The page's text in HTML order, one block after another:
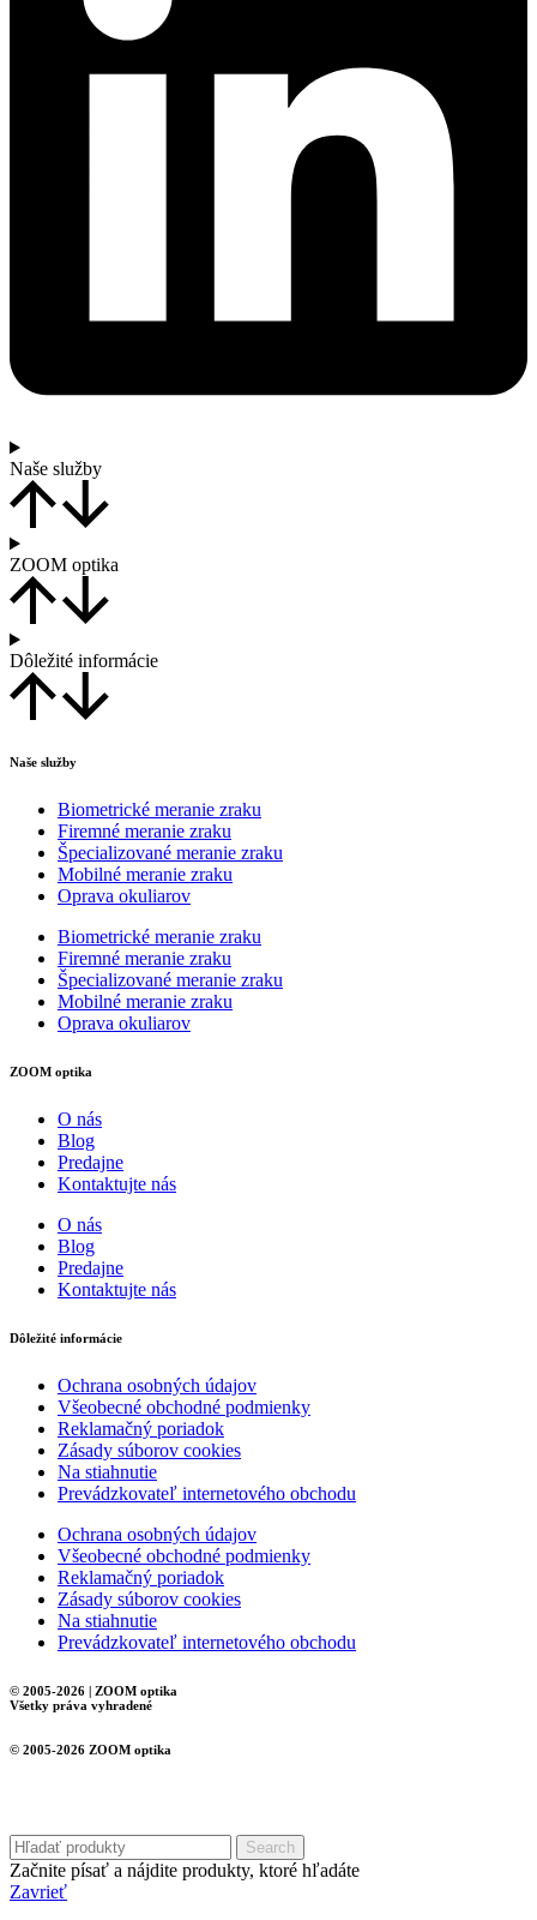
Naše služby
ZOOM optika
Dôležité informácie
Naše služby
Biometrické meranie zraku
Firemné meranie zraku
Špecializované meranie zraku
Mobilné meranie zraku
Oprava okuliarov
Biometrické meranie zraku
Firemné meranie zraku
Špecializované meranie zraku
Mobilné meranie zraku
Oprava okuliarov
ZOOM optika
O nás
Blog
Predajne
Kontaktujte nás
O nás
Blog
Predajne
Kontaktujte nás
Dôležité informácie
Ochrana osobných údajov
Všeobecné obchodné podmienky
Reklamačný poriadok
Zásady súborov cookies
Na stiahnutie
Prevádzkovateľ internetového obchodu
Ochrana osobných údajov
Všeobecné obchodné podmienky
Reklamačný poriadok
Zásady súborov cookies
Na stiahnutie
Prevádzkovateľ internetového obchodu
© 2005-2026 | ZOOM optika
Všetky práva vyhradené
© 2005-2026 ZOOM optika
Search
Začnite písať a nájdite produkty, ktoré hľadáte
Zavrieť